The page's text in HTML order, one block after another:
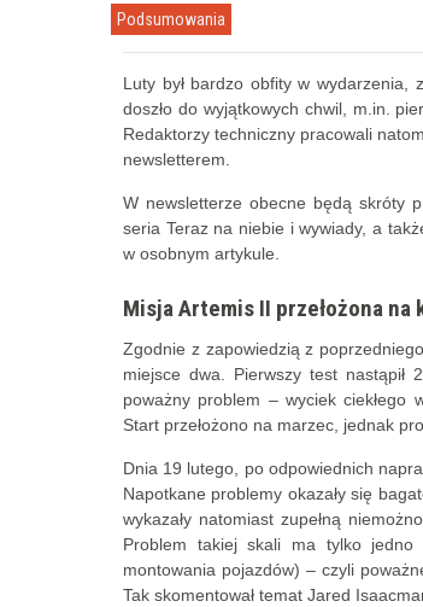
Podsumowania
Luty był bardzo obfity w wydarzenia,
doszło do wyjątkowych chwil, m.in.
Redaktorzy techniczny pracowali
newsletterem.
W newsletterze obecne będą skróty
seria Teraz na niebie i wywiady, a
w osobnym artykule.
Misja Artemis II przełożona na
Zgodnie z zapowiedzią z
miejsce dwa. Pierwszy test nastąpił
poważny problem – wyciek ciekłego
Start przełożono na marzec, jednak
Dnia 19 lutego, po odpowiednich
Napotkane problemy okazały się
wykazały natomiast zupełną
Problem takiej skali ma tylko
montowania pojazdów) – czyli
Tak skomentował temat Jared